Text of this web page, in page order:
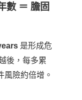
數 ＝ 膽固
是形成危
後，每多累
風險約倍增。